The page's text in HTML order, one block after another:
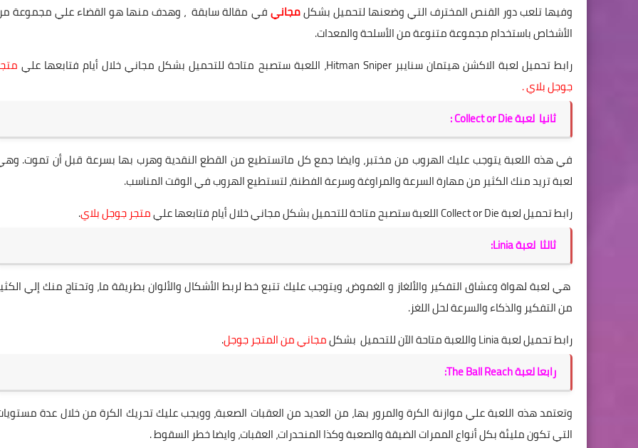
وفيها تلعب دور القنص المخترف التي وضعنها لتحميل بشكلمجانيفي مقالة سابقة ، وهدف منها هو القضاء علي مجموعة
الأشخاص باستخدام مجموعة متنوعة من الأسلحة والمعدات.
رابط تحميل لعبة الاكشن هيتمان سنايبر Hitman Sniper، اللعبة ستصبح متاحة للتحميل بشكل مجاني خلال أيام فتابعها علي
جوجل بلاي .
ثانيا لعبة Collect or Die :
في هذه اللعبة يتوجب عليك الهروب من مختبر، وايضا جمع كل ماتستطيع من القطع النقدية وهرب بها بسرعة قبل أن تموت.
لعبة تريد منك الكثير من مهارة السرعة والمراوغة وسرعة الفطنة، لتستطيع الهروب في الوقت المناسب.
رابط تحميل لعبة Collect or Die اللعبة ستصبح متاحة للتحميل بشكل مجاني خلال أيام فتابعها علي
متجر جوجل بلاي.
ثالثا لعبة Linia:
هي لعبة لهواة وعشاق التفكير والألغاز و الغموض، ويتوجب عليك تتبع خط لربط الأشكال والألوان بطريقة ما، وتحتاج منك إلي
من التفكير والذكاء والسرعة لحل اللغز.
رابط تحميل لعبة Linia واللعبة متاحة الآن للتحميل بشكل
مجاني من المتجر جوجل.
رابعا لعبة The Ball Reach:
وتعتمد هذه اللعبة علي موازنة الكرة والمرور بها، من العديد من العقبات الصعبة، وويجب عليك تحريك الكرة من خلال عدة
التي تكون مليئة بكل أنواع الممرات الضيقة والصعبة وكذا المنحدرات، العقبات، وايضا خطر السقوط .